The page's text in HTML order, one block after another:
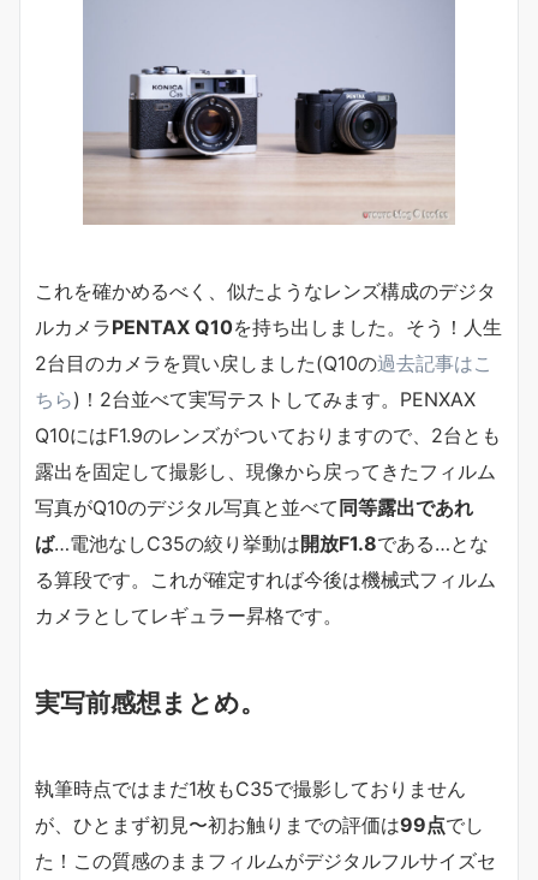
これを確かめるべく、似たようなレンズ構成のデジタ
ルカメラPENTAX Q10を持ち出しました。そう！人生
2台目のカメラを買い戻しました(Q10の過去記事はこ
ちら)！2台並べて実写テストしてみます。PENXAX
Q10にはF1.9のレンズがついておりますので、2台とも
露出を固定して撮影し、現像から戻ってきたフィルム
写真がQ10のデジタル写真と並べて 同等露出であれ
ば…電池なしC35の絞り挙動は開放F1.8である…とな
る算段です。これが確定すれば今後は機械式フィルム
カメラとしてレギュラー昇格です。
実写前感想まとめ。
執筆時点ではまだ1枚もC35で撮影しておりません
が、ひとまず初見〜初お触りまでの評価は99点でし
た！この質感のままフィルムがデジタルフルサイズセ